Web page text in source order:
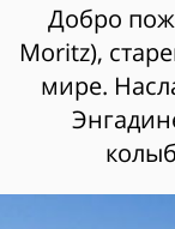
Добро
Moritz),
мире.